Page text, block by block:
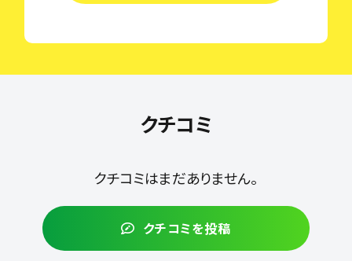
クチコミ
クチコミはまだありません。
クチコミを投稿